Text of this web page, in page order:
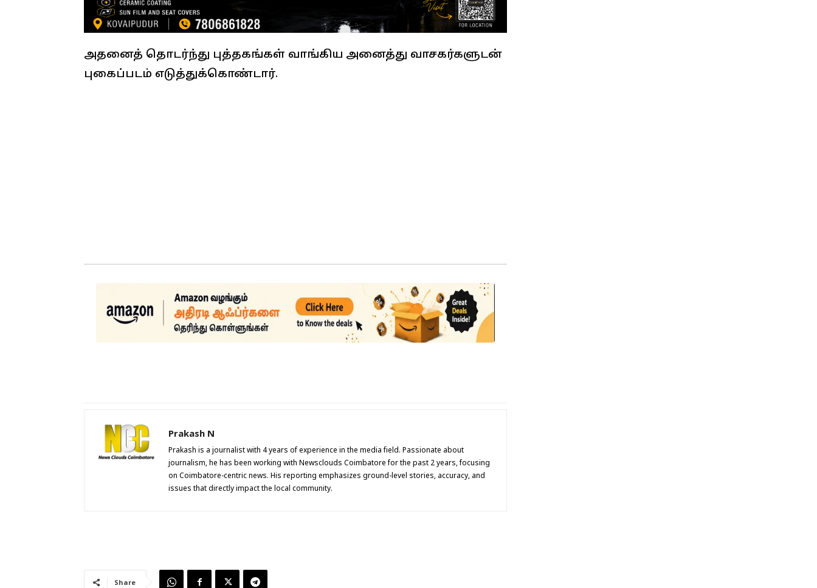
அதனைத் தொடர்ந்து புத்தகங்கள் வாங்கிய அனைத்து வாசகர்களுடன்
புகைப்படம் எடுத்துக்கொண்டார்.
Prakash N
Prakash is a journalist with 4 years of experience in the media field. Passionate about
journalism, he has been working with Newsclouds Coimbatore for the past 2 years, focusing
on Coimbatore-centric news. His reporting emphasizes ground-level stories, accuracy, and
issues that directly impact the local community.
Share